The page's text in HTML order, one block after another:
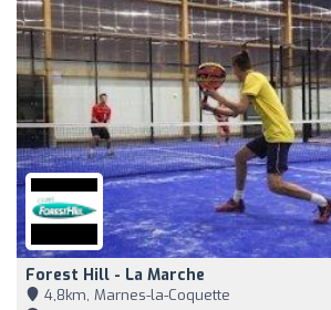
Forest Hill - La Marche
4,8km, Marnes-la-Coquette